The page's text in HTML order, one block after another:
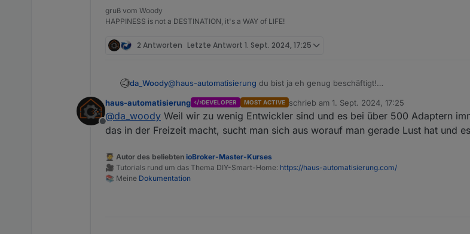
gruß vom Woody
HAPPINESS is not a DESTINATION, it's a WAY of LIFE!
2 Antworten Letzte Antwort 1. Sept. 2024, 17:25
da_Woody@haus-automatisierung du bist ja eh genug beschäftigt!
Offline
haus-automatisierung DEVELOPER MOST ACTIVE schrieb am1. Sept. 2024, 17:25
zuletzt editiert von
@da_woody Weil wir zu wenig Entwickler sind und es bei über 500 Adaptern
das in der Freizeit macht, sucht man sich aus worauf man gerade Lust hat und
🧑‍🎓 Autor des beliebten ioBroker-Master-Kurses
🎥 Tutorials rund um das Thema DIY-Smart-Home: https://haus-automatisierung.com/
📚 Meine Dokumentation